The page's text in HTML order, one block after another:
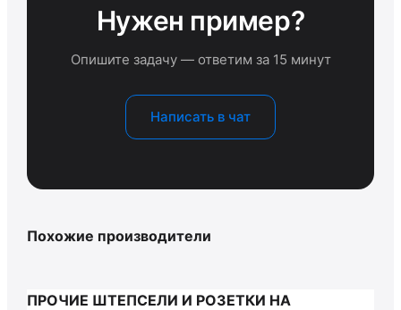
Нужен пример?
Опишите задачу — ответим за 15 минут
Написать в чат
Похожие производители
ПРОЧИЕ ШТЕПСЕЛИ И РОЗЕТКИ НА